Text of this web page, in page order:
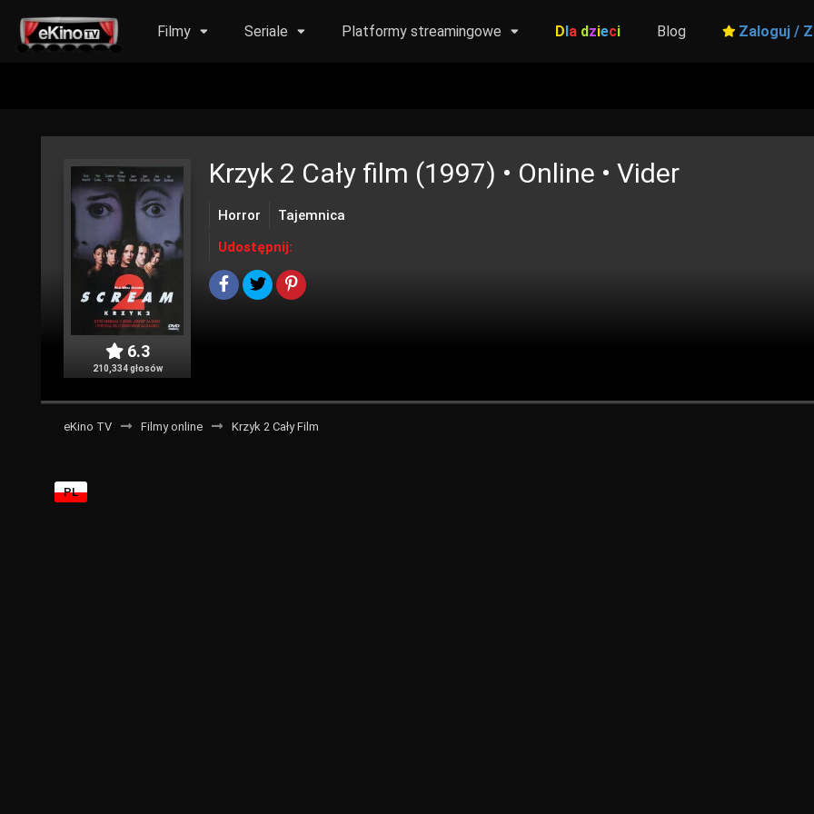
Filmy Seriale Platformy streamingowe Dla dzieci Blog Zaloguj /
6.3
210,334 głosów
Krzyk 2 Cały film (1997) • Online • Vider
Horror
Tajemnica
Udostępnij:
eKino TV Filmy online Krzyk 2 Cały Film
PL